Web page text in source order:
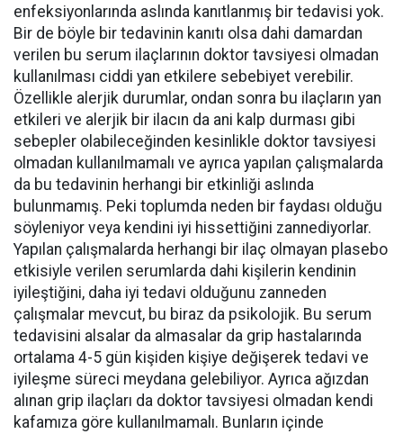
enfeksiyonlarında aslında kanıtlanmış bir tedavisi yok.
Bir de böyle bir tedavinin kanıtı olsa dahi damardan
verilen bu serum ilaçlarının doktor tavsiyesi olmadan
kullanılması ciddi yan etkilere sebebiyet verebilir.
Özellikle alerjik durumlar, ondan sonra bu ilaçların yan
etkileri ve alerjik bir ilacın da ani kalp durması gibi
sebepler olabileceğinden kesinlikle doktor tavsiyesi
olmadan kullanılmamalı ve ayrıca yapılan çalışmalarda
da bu tedavinin herhangi bir etkinliği aslında
bulunmamış. Peki toplumda neden bir faydası olduğu
söyleniyor veya kendini iyi hissettiğini zannediyorlar.
Yapılan çalışmalarda herhangi bir ilaç olmayan plasebo
etkisiyle verilen serumlarda dahi kişilerin kendinin
iyileştiğini, daha iyi tedavi olduğunu zanneden
çalışmalar mevcut, bu biraz da psikolojik. Bu serum
tedavisini alsalar da almasalar da grip hastalarında
ortalama 4-5 gün kişiden kişiye değişerek tedavi ve
iyileşme süreci meydana gelebiliyor. Ayrıca ağızdan
alınan grip ilaçları da doktor tavsiyesi olmadan kendi
kafamıza göre kullanılmamalı. Bunların içinde